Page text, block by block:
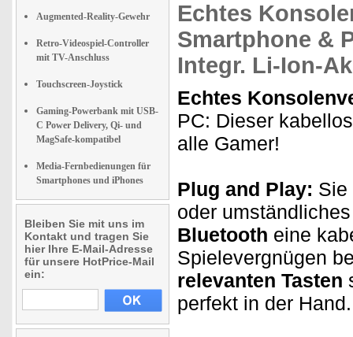
Augmented-Reality-Gewehr
Retro-Videospiel-Controller
mit TV-Anschluss
Touchscreen-Joystick
Gaming-Powerbank mit USB-
C Power Delivery, Qi- und
MagSafe-kompatibel
Media-Fernbedienungen für
Smartphones und iPhones
Bleiben Sie mit uns im
Kontakt und tragen Sie
hier Ihre E-Mail-Adresse
für unsere HotPrice-Mail
ein:
Echtes
Smartphone &
Integr. Li-Ion-
Echtes
PC: Dieser
alle Gamer!
Plug and Play: Sie
oder
Bluetooth eine
Spielevergnügen
relevanten Tasten
perfekt in der Hand.